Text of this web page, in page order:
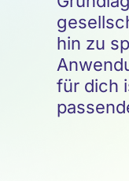
hin zu
für dich